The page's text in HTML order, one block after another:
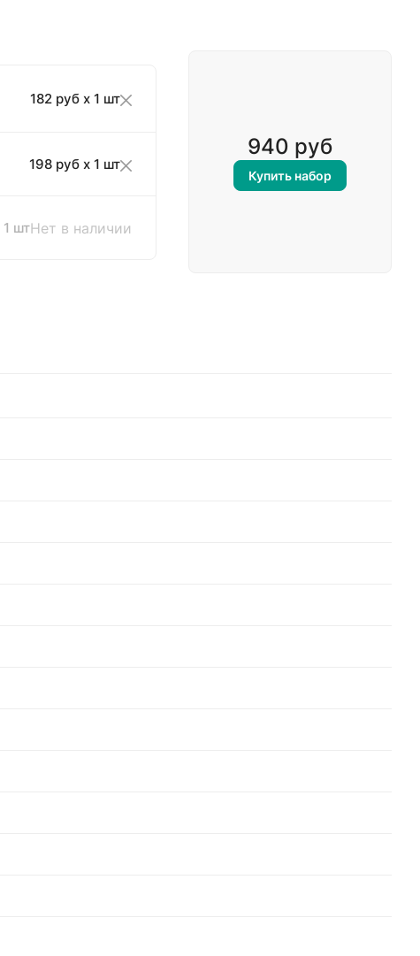
182 руб x 1 шт
198 руб x 1 шт
1 штНет в наличии
940 руб
Купить набор